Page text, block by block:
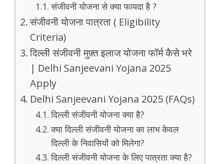
संजीवनी योजना से क्या फायदा है ?
संजीवनी योजना पात्रता ( Eligibility
Criteria)
दिल्ली संजीवनी मुफ़्त इलाज योजना फॉर्म कैसे भरे
| Delhi Sanjeevani Yojana 2025
Apply
Delhi Sanjeevani Yojana 2025 (FAQs)
दिल्ली संजीवनी योजना क्या है?
क्या दिल्ली संजीवनी योजना का लाभ केवल
दिल्ली के निवासियों को मिलेगा?
दिल्ली संजीवनी योजना के लिए पात्रता क्या है?